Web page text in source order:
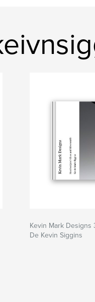
Kevin Mark Designs
De Kevin Siggins